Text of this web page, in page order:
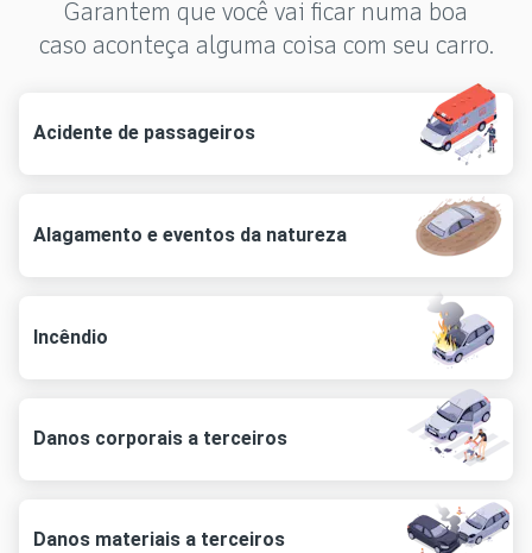
Garantem que você vai ficar numa boa
caso aconteça alguma coisa com seu carro.
Acidente de passageiros
Alagamento e eventos da natureza
Incêndio
Danos corporais a terceiros
Danos materiais a terceiros